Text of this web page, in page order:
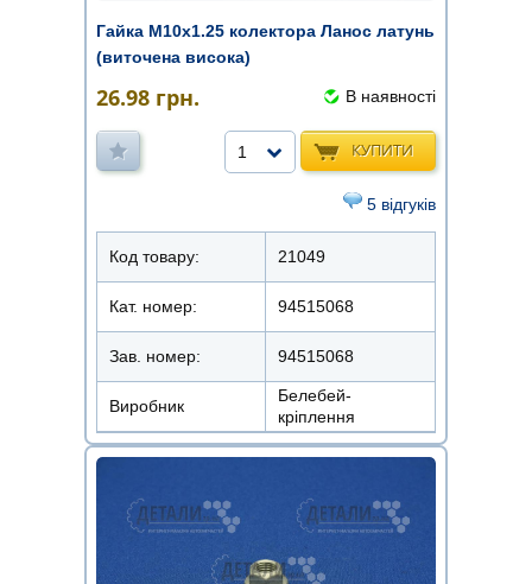
Гайка М10х1.25 колектора Ланос латунь
(виточена висока)
26.98 грн. В наявності
КУПИТИ
1
5 відгуків
Код товару: 21049
Кат. номер: 94515068
Зав. номер: 94515068
Виробник
Белебей-
кріплення